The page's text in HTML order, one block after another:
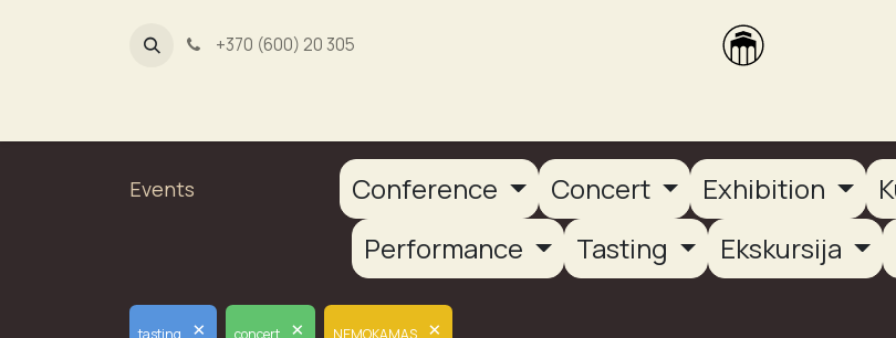
+370 (600) 20 305
Events Conference Concert Exhibition
Performance
Tasting Ekskursija
tasting × concert × NEMOKAMAS ×